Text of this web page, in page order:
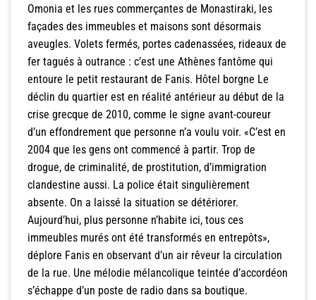
Omonia et les rues commerçantes de Monastiraki, les
façades des immeubles et maisons sont désormais
aveugles. Volets fermés, portes cadenassées, rideaux de
fer tagués à outrance : c’est une Athènes fantôme qui
entoure le petit restaurant de Fanis. Hôtel borgne Le
déclin du quartier est en réalité antérieur au début de la
crise grecque de 2010, comme le signe avant-coureur
d’un effondrement que personne n’a voulu voir. «C’est en
2004 que les gens ont commencé à partir. Trop de
drogue, de criminalité, de prostitution, d’immigration
clandestine aussi. La police était singulièrement
absente. On a laissé la situation se détériorer.
Aujourd’hui, plus personne n’habite ici, tous ces
immeubles murés ont été transformés en entrepôts»,
déplore Fanis en observant d’un air rêveur la circulation
de la rue. Une mélodie mélancolique teintée d’accordéon
s’échappe d’un poste de radio dans sa boutique.